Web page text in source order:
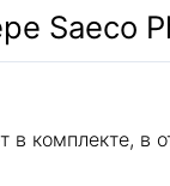
Saeco
в комплекте, в